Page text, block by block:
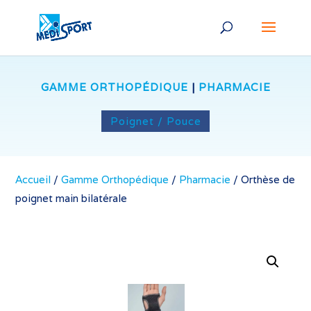
GAMME ORTHOPÉDIQUE | PHARMACIE
Poignet / Pouce
Accueil /Gamme Orthopédique / Pharmacie /Orthèse de
poignet main bilatérale